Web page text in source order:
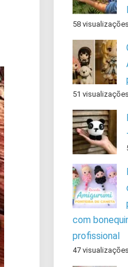
58 visualizações
51 visualizações
com
profissional
47 visualizações